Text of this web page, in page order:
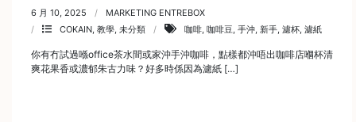
6 月 10, 2025
MARKETING ENTREBOX
COKAIN, 教學, 未分類 咖啡, 咖啡豆, 手沖, 新手, 濾杯, 濾紙
你有冇試過喺office茶水間或家沖手沖咖啡，點樣都沖唔出咖啡店嗰杯清
爽花果香或濃郁朱古力味？好多時係因為濾紙 […]